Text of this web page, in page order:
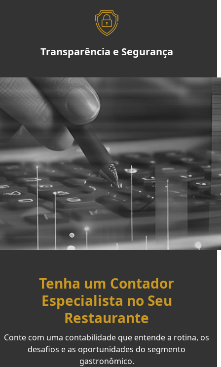
Transparência e Segurança
Tenha um Contador
Especialista no Seu
Restaurante
Conte com uma contabilidade que entende a rotina, os
desafios e as oportunidades do segmento
gastronômico.